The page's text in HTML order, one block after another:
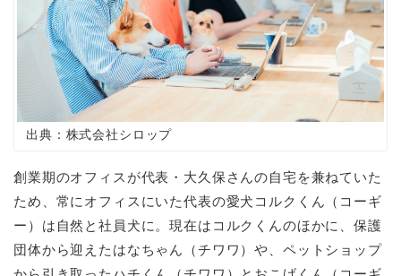
出典：株式会社シロップ
創業期のオフィスが代表・大久保さんの自宅を兼ねていた
ため、常にオフィスにいた代表の愛犬コルクくん（コーギ
ー）は自然と社員犬に。現在はコルクくんのほかに、保護
団体から迎えたはなちゃん（チワワ）や、ペットショップ